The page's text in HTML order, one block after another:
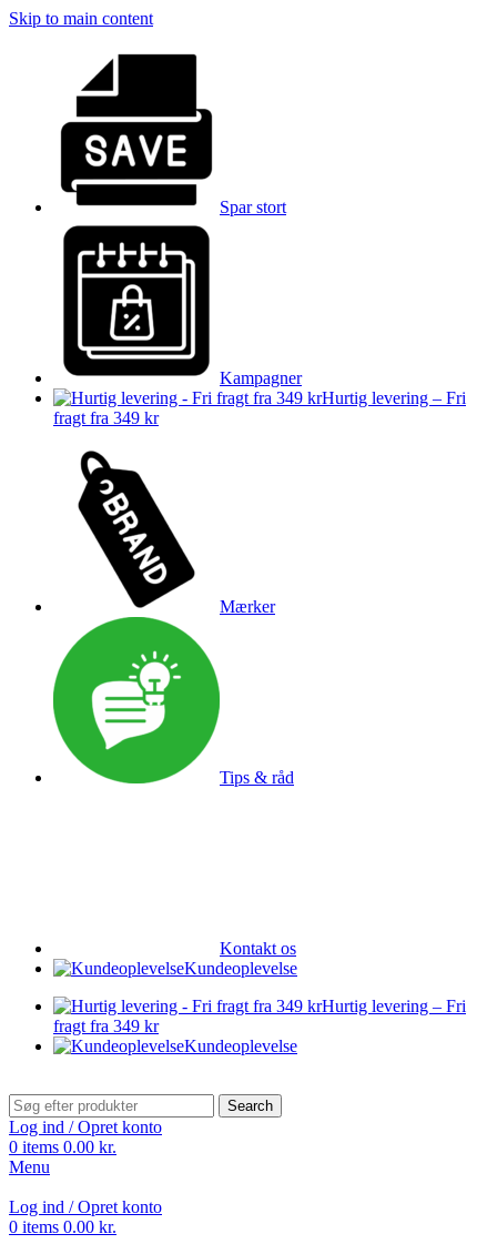
Skip to main content
Spar stort
Kampagner
Hurtig levering – Fri
fragt fra 349 kr
Mærker
Tips & råd
Kontakt os
Kundeoplevelse
Hurtig levering – Fri
fragt fra 349 kr
Kundeoplevelse
Search
Log ind / Opret konto
0 items 0.00 kr.
Menu
Log ind / Opret konto
0 items 0.00 kr.